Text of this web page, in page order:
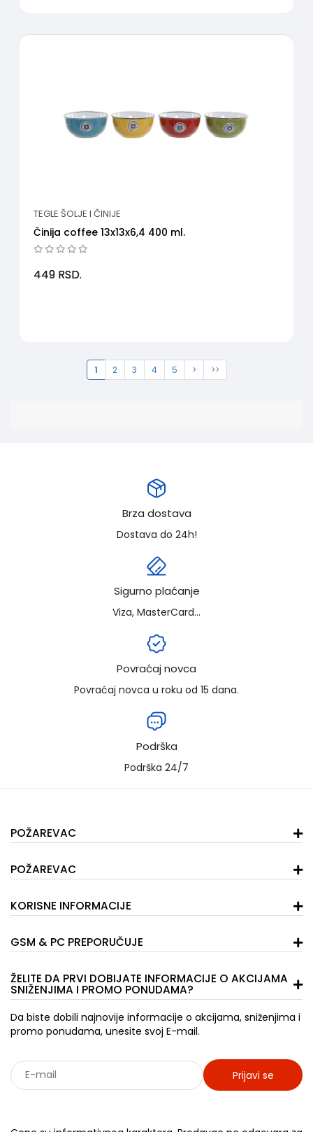
TEGLE ŠOLJE I ČINIJE
Činija coffee 13x13x6,4 400 ml.
449 RSD.
1 2 3 4 5 > >>
Brza dostava
Dostava do 24h!
Sigurno plaćanje
Viza, MasterCard...
Povraćaj novca
Povraćaj novca u roku od 15 dana.
Podrška
Podrška 24/7
POŽAREVAC
POŽAREVAC
KORISNE INFORMACIJE
GSM & PC PREPORUČUJE
ŽELITE DA PRVI DOBIJATE INFORMACIJE O AKCIJAMA
SNIŽENJIMA I PROMO PONUDAMA?
Da biste dobili najnovije informacije o akcijama, sniženjima i
promo ponudama, unesite svoj E-mail.
Prijavi se